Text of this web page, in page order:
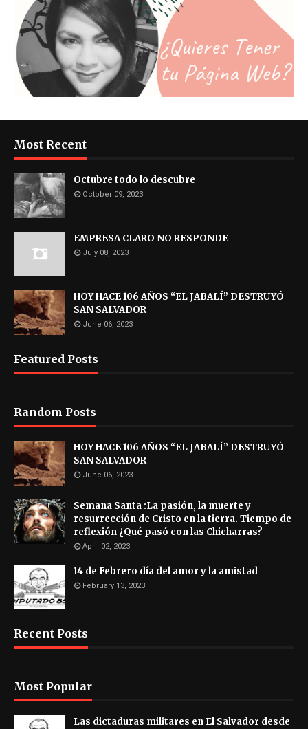
Most Recent
Octubre todo lo descubre
October 09, 2023
EMPRESA CLARO NO RESPONDE
July 08, 2023
HOY HACE 106 AÑOS “EL JABALÍ” DESTRUYÓ
SAN SALVADOR
June 06, 2023
Featured Posts
Random Posts
HOY HACE 106 AÑOS “EL JABALÍ” DESTRUYÓ
SAN SALVADOR
June 06, 2023
Semana Santa :La pasión, la muerte y
resurrección de Cristo en la tierra. Tiempo de
reflexión ¿Qué pasó con las Chicharras?
April 02, 2023
14 de Febrero día del amor y la amistad
February 13, 2023
Recent Posts
Most Popular
Las dictaduras militares en El Salvador desde